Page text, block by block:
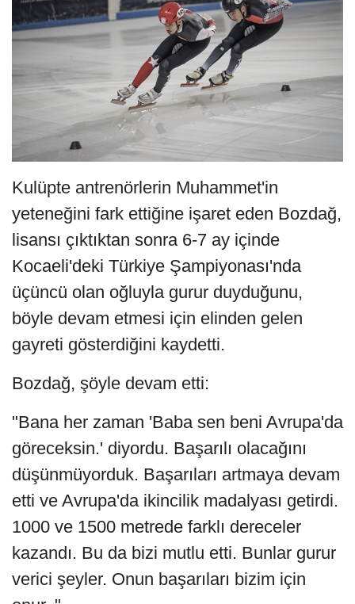
Kulüpte antrenörlerin Muhammet'in
yeteneğini fark ettiğine işaret eden Bozdağ,
lisansı çıktıktan sonra 6-7 ay içinde
Kocaeli'deki Türkiye Şampiyonası'nda
üçüncü olan oğluyla gurur duyduğunu,
böyle devam etmesi için elinden gelen
gayreti gösterdiğini kaydetti.
Bozdağ, şöyle devam etti:
"Bana her zaman 'Baba sen beni Avrupa'da
göreceksin.' diyordu. Başarılı olacağını
düşünmüyorduk. Başarıları artmaya devam
etti ve Avrupa'da ikincilik madalyası getirdi.
1000 ve 1500 metrede farklı dereceler
kazandı. Bu da bizi mutlu etti. Bunlar gurur
verici şeyler. Onun başarıları bizim için